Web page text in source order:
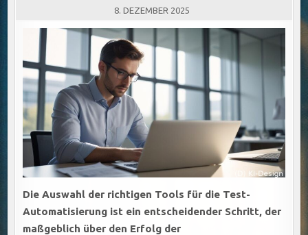
8. DEZEMBER 2025
Die Auswahl der richtigen Tools für die Test-
Automatisierung ist ein entscheidender Schritt, der
maßgeblich über den Erfolg der